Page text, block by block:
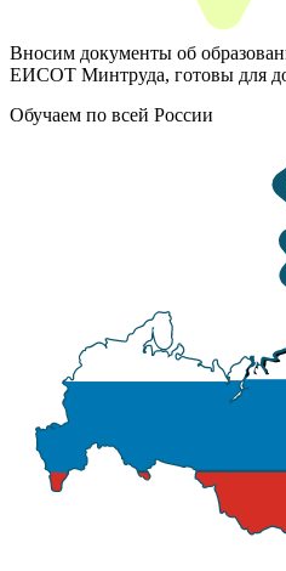
Вносим документы об
ЕИСОТ Минтруда, готовы для
Обучаем по всей России